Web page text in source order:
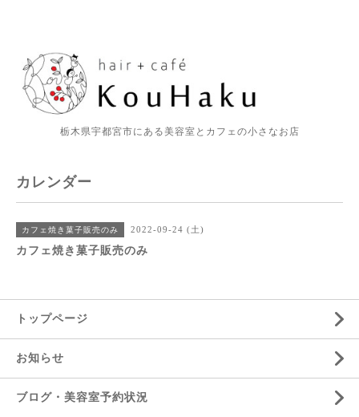
栃木県宇都宮市にある美容室とカフェの小さなお店
カレンダー
カフェ焼き菓子販売のみ 2022-09-24 (土)
カフェ焼き菓子販売のみ
トップページ
お知らせ
ブログ・美容室予約状況